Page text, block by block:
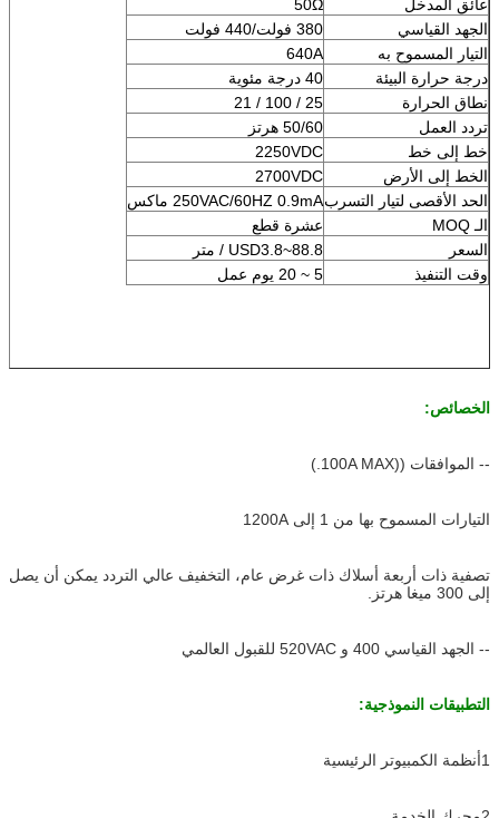
عائق المدخل
50Ω
الجهد القياسي
380 فولت/440 فولت
التيار المسموح به
640A
درجة حرارة البيئة
40 درجة مئوية
نطاق الحرارة
25 / 100 / 21
تردد العمل
50/60 هرتز
خط إلى خط
2250VDC
الخط إلى الأرض
2700VDC
الحد الأقصى لتيار التسرب250VAC/60HZ 0.9mA ماكس
الـ MOQ
عشرة قطع
السعر
USD3.8~88.8 / متر
وقت التنفيذ
5 ~ 20 يوم عمل
الخصائص:
-- الموافقات ((100A MAX.)
التيارات المسموح بها من 1 إلى 1200A
تصفية ذات أربعة أسلاك ذات غرض عام، التخفيف عالي التردد يمكن أن يصل
إلى 300 ميغا هرتز.
-- الجهد القياسي 400 و 520VAC للقبول العالمي
التطبيقات النموذجية:
1أنظمة الكمبيوتر الرئيسية